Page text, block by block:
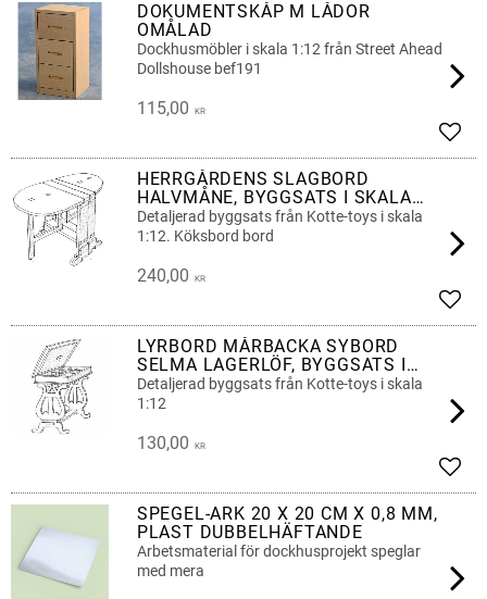
DOKUMENTSKÅP M LÅDOR
OMÅLAD
Dockhusmöbler i skala 1:12 från Street Ahead
Dollshouse bef191
115,00 KR
HERRGÅRDENS SLAGBORD
HALVMÅNE, BYGGSATS I SKALA
1:12
Detaljerad byggsats från Kotte-toys i skala
1:12. Köksbord bord
240,00 KR
LYRBORD MÅRBACKA SYBORD
SELMA LAGERLÖF, BYGGSATS I
SKALA 1:12
Detaljerad byggsats från Kotte-toys i skala
1:12
130,00 KR
SPEGEL-ARK 20 X 20 CM X 0,8 MM,
PLAST DUBBELHÄFTANDE
Arbetsmaterial för dockhusprojekt speglar
med mera